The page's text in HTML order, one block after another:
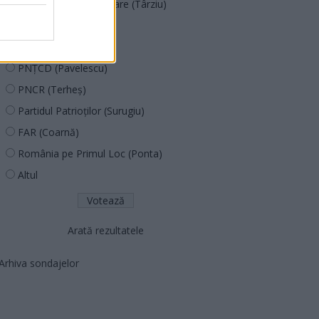
Acțiunea Conservatoare (Târziu)
PNȚCD (Pavelescu)
PNCR (Terheș)
Partidul Patrioților (Surugiu)
FAR (Coarnă)
România pe Primul Loc (Ponta)
Altul
Arată rezultatele
sondajelor